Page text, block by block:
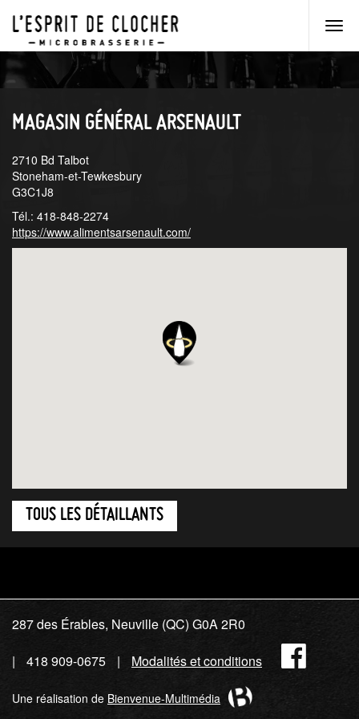
Aller
au
menu
Aller
au
contenu
MAGASIN GÉNÉRAL ARSENAULT
2710 Bd Talbot
Stoneham-et-Tewkesbury
G3C1J8
Tél.: 418-848-2274
https://www.alimentsarsenault.com/
TOUS LES DÉTAILLANTS
287 des Érables, Neuville (QC) G0A 2R0
418 909-0675
Modalités et conditions
Une réalisation de Bienvenue-Multimédia